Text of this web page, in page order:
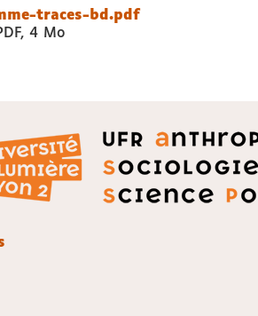
traces-bd.pdf
, 4 Mo